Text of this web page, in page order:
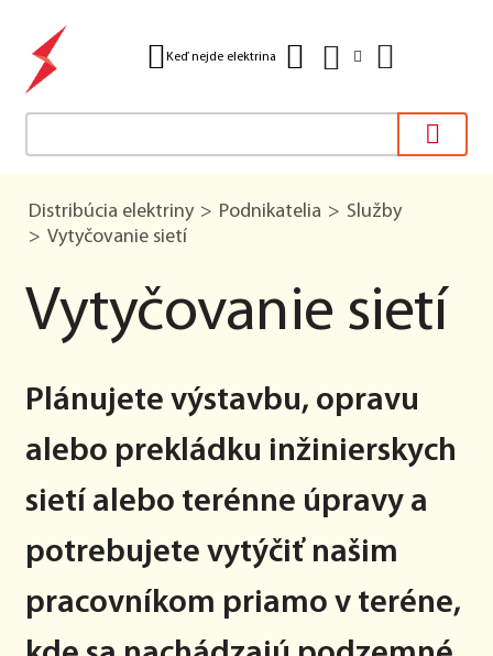
Keď nejde elektrina
Distribúcia elektriny Podnikatelia
Služby
Vytyčovanie sietí
Vytyčovanie sietí
Plánujete výstavbu, opravu
alebo prekládku inžinierskych
sietí alebo terénne úpravy a
potrebujete vytýčiť našim
pracovníkom priamo v teréne,